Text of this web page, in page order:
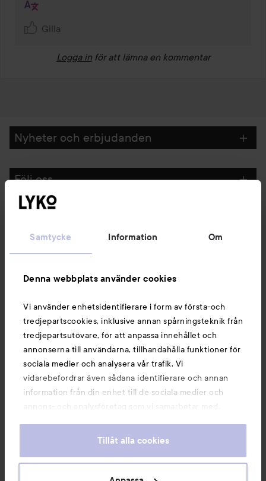
Samtycke Information Om
Denna webbplats använder cookies
Vi använder enhetsidentifierare i form av första-och
tredjepartscookies, inklusive annan spårningsteknik från
tredjepartsutövare, för att anpassa innehållet och
annonserna till användarna, tillhandahålla funktioner för
sociala medier och analysera vår trafik. Vi
vidarebefordrar även sådana identifierare och annan
information från din enhet till de sociala medier och
annons- och analysföretag som vi samarbetar med.
information som du har tillhandahållit eller som de har
våra cookies vid fortsatt användande av vår webbplats.
För information om hur du kan ändra inställningarna för
Tillåt alla cookies
Gilla
Logga in för att lämna en kommentar
Nyheter och erbjudanden
Följ oss
Du kanske också gillar